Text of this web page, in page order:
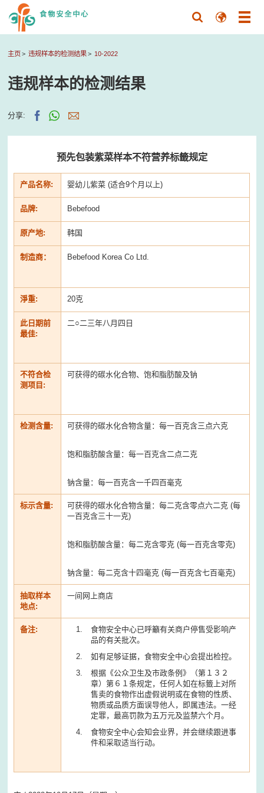
主页 违规样本的检测结果 10-2022
违规样本的检测结果
分享:
预先包装紫菜样本不符营养标籤规定
产品名称: 婴幼儿紫菜 (适合9个月以上)
品牌: Bebefood
原产地: 韩国
制造商： Bebefood Korea Co Ltd.
淨重: 20克
此日期前
最佳:
二○二三年八月四日
不符合检
测项目:
可获得的碳水化合物、饱和脂肪酸及钠
检测含量: 可获得的碳水化合物含量：每一百克含三点六克
饱和脂肪酸含量：每一百克含二点二克
钠含量：每一百克含一千四百毫克
标示含量:
可获得的碳水化合物含量：每二克含零点六二克 (每
一百克含三十一克)
饱和脂肪酸含量：每二克含零克 (每一百克含零克)
钠含量：每二克含十四毫克 (每一百克含七百毫克)
抽取样本
地点:
一间网上商店
备注:
食物安全中心已呼籲有关商户停售受影响产
品的有关批次。
如有足够证据，食物安全中心会提出检控。
根据《公众卫生及市政条例》（第１３２
章）第６１条规定，任何人如在标籤上对所
售卖的食物作出虚假说明或在食物的性质、
物质或品质方面误导他人，即属违法。一经
定罪，最高罚款为五万元及监禁六个月。
食物安全中心会知会业界，并会继续跟进事
件和采取适当行动。